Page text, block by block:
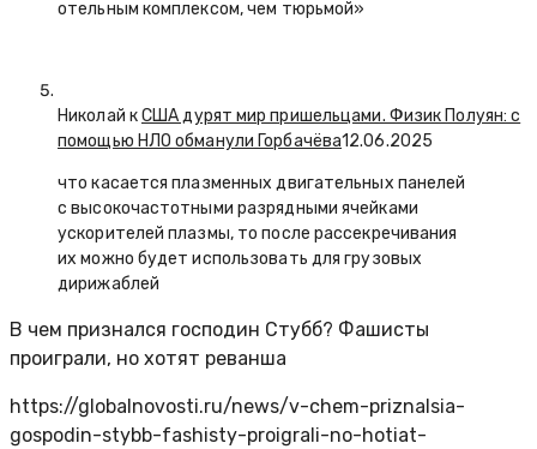
отельным комплексом, чем тюрьмой»
Николай кСША дурят мир пришельцами. Физик Полуян: с
помощью НЛО обманули Горбачёва12.06.2025
что касается плазменных двигательных панелей
с высокочастотными разрядными ячейками
ускорителей плазмы, то после рассекречивания
их можно будет использовать для грузовых
дирижаблей
В чем признался господин Стубб? Фашисты
проиграли, но хотят реванша
https://globalnovosti.ru/news/v-chem-priznalsia-
gospodin-stybb-fashisty-proigrali-no-hotiat-